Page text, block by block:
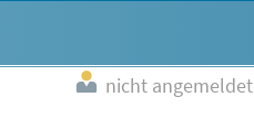
nicht angemeldet